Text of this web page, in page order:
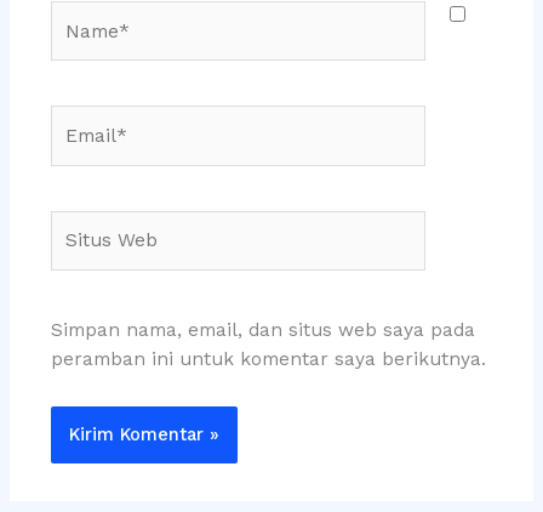
Web
Simpan nama, email, dan situs web saya pada
peramban ini untuk komentar saya berikutnya.